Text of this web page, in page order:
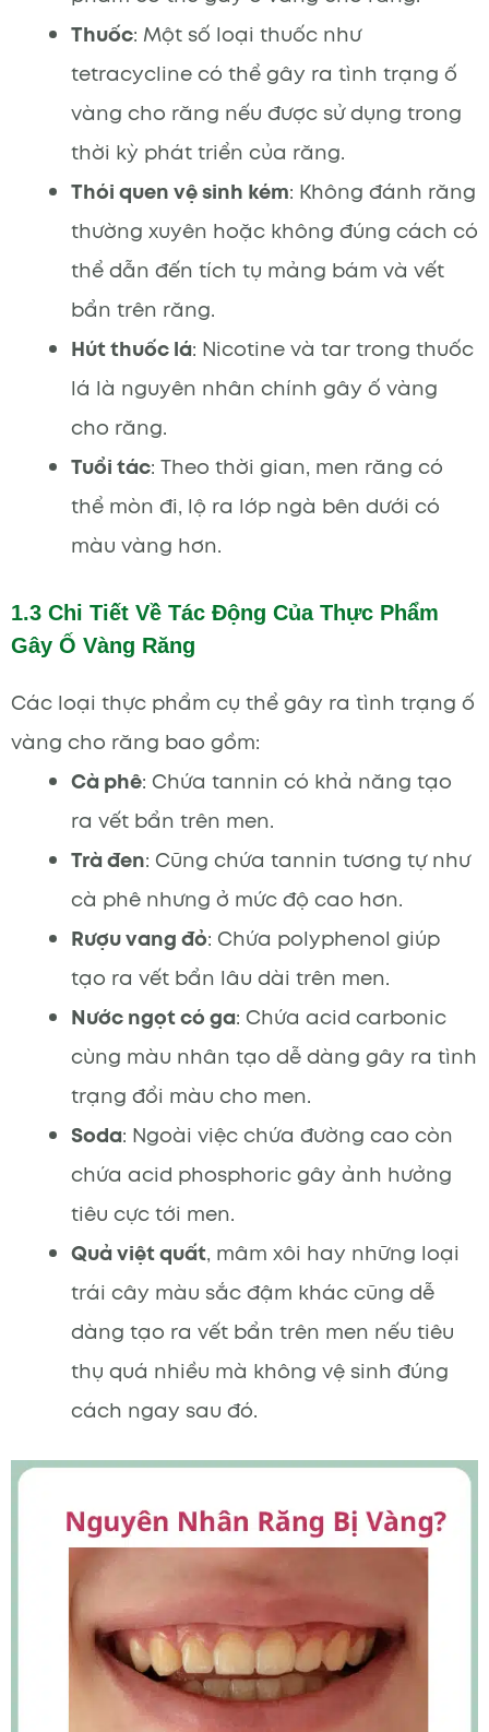
Thuốc: Một số loại thuốc như
tetracycline có thể gây ra tình trạng ố
vàng cho răng nếu được sử dụng trong
thời kỳ phát triển của răng.
Thói quen vệ sinh kém: Không đánh răng
thường xuyên hoặc không đúng cách có
thể dẫn đến tích tụ mảng bám và vết
bẩn trên răng.
Hút thuốc lá: Nicotine và tar trong thuốc
lá là nguyên nhân chính gây ố vàng
cho răng.
Tuổi tác: Theo thời gian, men răng có
thể mòn đi, lộ ra lớp ngà bên dưới có
màu vàng hơn.
1.3 Chi Tiết Về Tác Động Của Thực Phẩm
Gây Ố Vàng Răng
Các loại thực phẩm cụ thể gây ra tình trạng ố
vàng cho răng bao gồm:
Cà phê: Chứa tannin có khả năng tạo
ra vết bẩn trên men.
Trà đen: Cũng chứa tannin tương tự như
cà phê nhưng ở mức độ cao hơn.
Rượu vang đỏ: Chứa polyphenol giúp
tạo ra vết bẩn lâu dài trên men.
Nước ngọt có ga: Chứa acid carbonic
cùng màu nhân tạo dễ dàng gây ra tình
trạng đổi màu cho men.
Soda: Ngoài việc chứa đường cao còn
chứa acid phosphoric gây ảnh hưởng
tiêu cực tới men.
Quả việt quất, mâm xôi hay những loại
trái cây màu sắc đậm khác cũng dễ
dàng tạo ra vết bẩn trên men nếu tiêu
thụ quá nhiều mà không vệ sinh đúng
cách ngay sau đó.